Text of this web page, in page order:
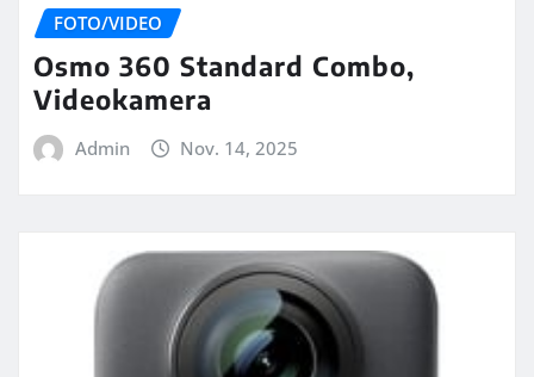
FOTO/VIDEO
Osmo 360 Standard Combo,
Videokamera
Admin Nov. 14, 2025